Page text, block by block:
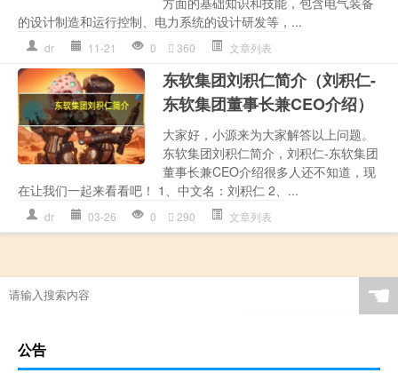
的设计制造和运行控制、电力系统的设计研发等，...
dr 11-21 0 360 文章列表
东软集团刘积仁简介（刘积仁-
东软集团董事长兼CEO介绍）
大家好，小源来为大家解答以上问题。
东软集团刘积仁简介，刘积仁-东软集团
董事长兼CEO介绍很多人还不知道，现
在让我们一起来看看吧！ 1、中文名：刘积仁 2、...
dr 03-26 0 290 文章列表
☚
公告